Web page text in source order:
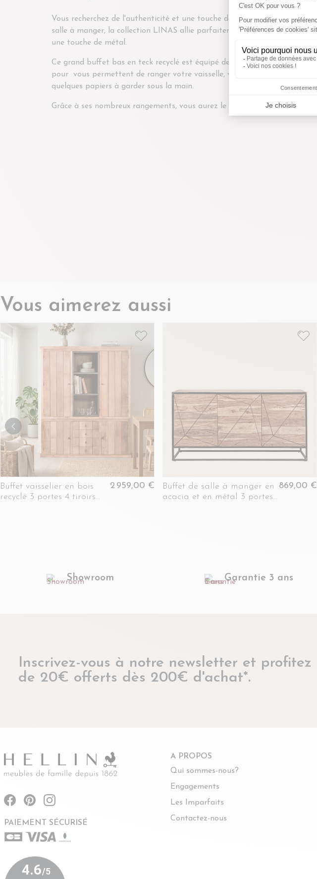
Vous recherchez de l'authenticité et une touche de modernité pour votre
salle à manger, la collection LINAS allie parfaitement le bois recyclé et
une touche de métal.
Ce grand buffet bas en teck recyclé est équipé de 2 portes et de 4 tiroirs
pour vous permettent de ranger votre vaisselle, votre ménagère et
quelques papiers à garder sous la main.
Grâce à ses nombreux rangements, vous aurez le choix de vous organiser.
Vous aimerez aussi
Buffet vaisselier en bois
recyclé 3 portes 4 tiroirs
2 959,00 €
Buffet de salle à manger en
acacia et en métal 3 portes
869,00 €
Showroom Garantie 3 ans
Inscrivez-vous à notre newsletter et profitez
de 20€ offerts dès 200€ d'achat*.
PAIEMENT SÉCURISÉ
A PROPOS
Qui sommes-nous?
Engagements
Les Imparfaits
Contactez-nous